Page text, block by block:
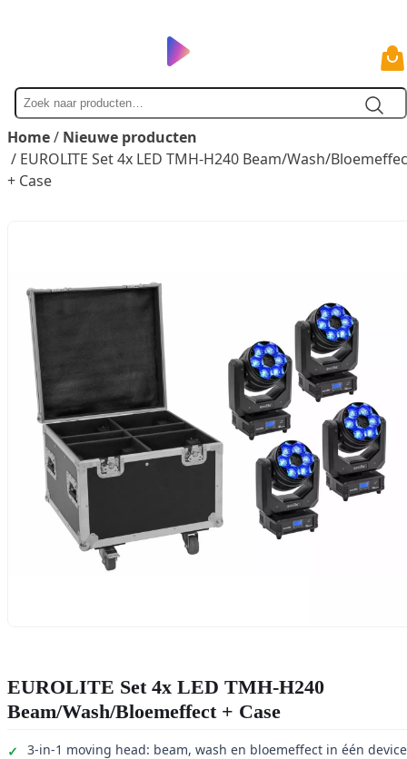
Zoek
naar
Home/ Nieuwe producten
/ EUROLITE Set 4x LED TMH-H240 Beam/Wash/
+ Case
EUROLITE Set 4x LED TMH-H240
Beam/Wash/Bloemeffect + Case
3-in-1 moving head: beam, wash en bloemeffect in één device